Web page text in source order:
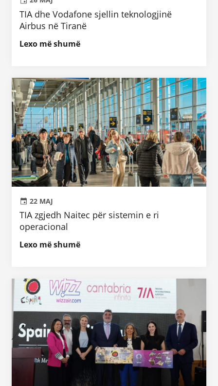
TIA dhe Vodafone sjellin teknologjinë
Airbus në Tiranë
Lexo më shumë
22 MAJ
TIA zgjedh Naitec për sistemin e ri
operacional
Lexo më shumë